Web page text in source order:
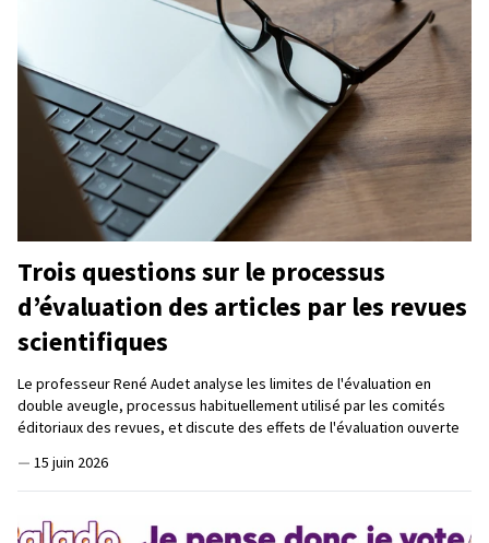
Trois questions sur le processus
d’évaluation des articles par les revues
scientifiques
Le professeur René Audet analyse les limites de l'évaluation en
double aveugle, processus habituellement utilisé par les comités
éditoriaux des revues, et discute des effets de l'évaluation ouverte
— 15 juin 2026